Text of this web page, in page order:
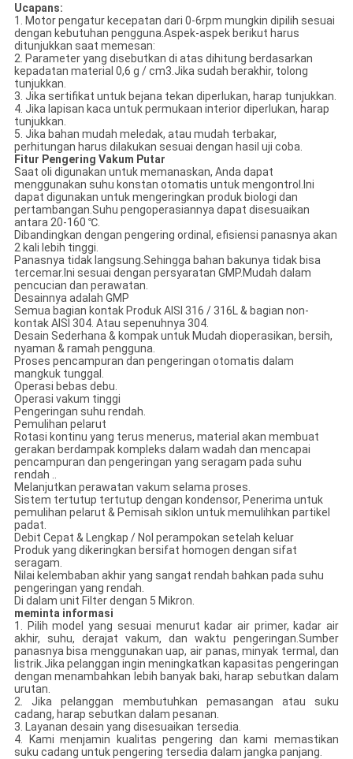
Ucapans:
1. Motor pengatur kecepatan dari 0-6rpm mungkin dipilih sesuai
dengan kebutuhan pengguna.Aspek-aspek berikut harus
ditunjukkan saat memesan:
2. Parameter yang disebutkan di atas dihitung berdasarkan
kepadatan material 0,6 g / cm3.Jika sudah berakhir, tolong
tunjukkan.
3. Jika sertifikat untuk bejana tekan diperlukan, harap tunjukkan.
4. Jika lapisan kaca untuk permukaan interior diperlukan, harap
tunjukkan.
5. Jika bahan mudah meledak, atau mudah terbakar,
perhitungan harus dilakukan sesuai dengan hasil uji coba.
Fitur Pengering Vakum Putar
Saat oli digunakan untuk memanaskan, Anda dapat
menggunakan suhu konstan otomatis untuk mengontrol.Ini
dapat digunakan untuk mengeringkan produk biologi dan
pertambangan.Suhu pengoperasiannya dapat disesuaikan
antara 20-160 ℃.
Dibandingkan dengan pengering ordinal, efisiensi panasnya akan
2 kali lebih tinggi.
Panasnya tidak langsung.Sehingga bahan bakunya tidak bisa
tercemar.Ini sesuai dengan persyaratan GMP.Mudah dalam
pencucian dan perawatan.
Desainnya adalah GMP
Semua bagian kontak Produk AISI 316 / 316L & bagian non-
kontak AISI 304. Atau sepenuhnya 304.
Desain Sederhana & kompak untuk Mudah dioperasikan, bersih,
nyaman & ramah pengguna.
Proses pencampuran dan pengeringan otomatis dalam
mangkuk tunggal.
Operasi bebas debu.
Operasi vakum tinggi
Pengeringan suhu rendah.
Pemulihan pelarut
Rotasi kontinu yang terus menerus, material akan membuat
gerakan berdampak kompleks dalam wadah dan mencapai
pencampuran dan pengeringan yang seragam pada suhu
rendah ..
Melanjutkan perawatan vakum selama proses.
Sistem tertutup tertutup dengan kondensor, Penerima untuk
pemulihan pelarut & Pemisah siklon untuk memulihkan partikel
padat.
Debit Cepat & Lengkap / Nol perampokan setelah keluar
Produk yang dikeringkan bersifat homogen dengan sifat
seragam.
Nilai kelembaban akhir yang sangat rendah bahkan pada suhu
pengeringan yang rendah.
Di dalam unit Filter dengan 5 Mikron.
meminta informasi
1. Pilih model yang sesuai menurut kadar air primer, kadar air
akhir, suhu, derajat vakum, dan waktu pengeringan.Sumber
panasnya bisa menggunakan uap, air panas, minyak termal, dan
listrik.Jika pelanggan ingin meningkatkan kapasitas pengeringan
dengan menambahkan lebih banyak baki, harap sebutkan dalam
urutan.
2. Jika pelanggan membutuhkan pemasangan atau suku
cadang, harap sebutkan dalam pesanan.
3. Layanan desain yang disesuaikan tersedia.
4. Kami menjamin kualitas pengering dan kami memastikan
suku cadang untuk pengering tersedia dalam jangka panjang.